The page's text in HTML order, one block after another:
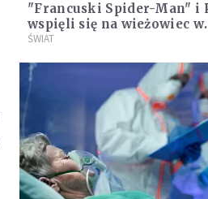
"Francuski Spider-Man" i
wspięli się na wieżowiec w
Paryżu. Protestowali
ŚWIAT